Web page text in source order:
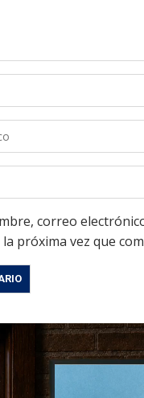
correo
próxima vez que